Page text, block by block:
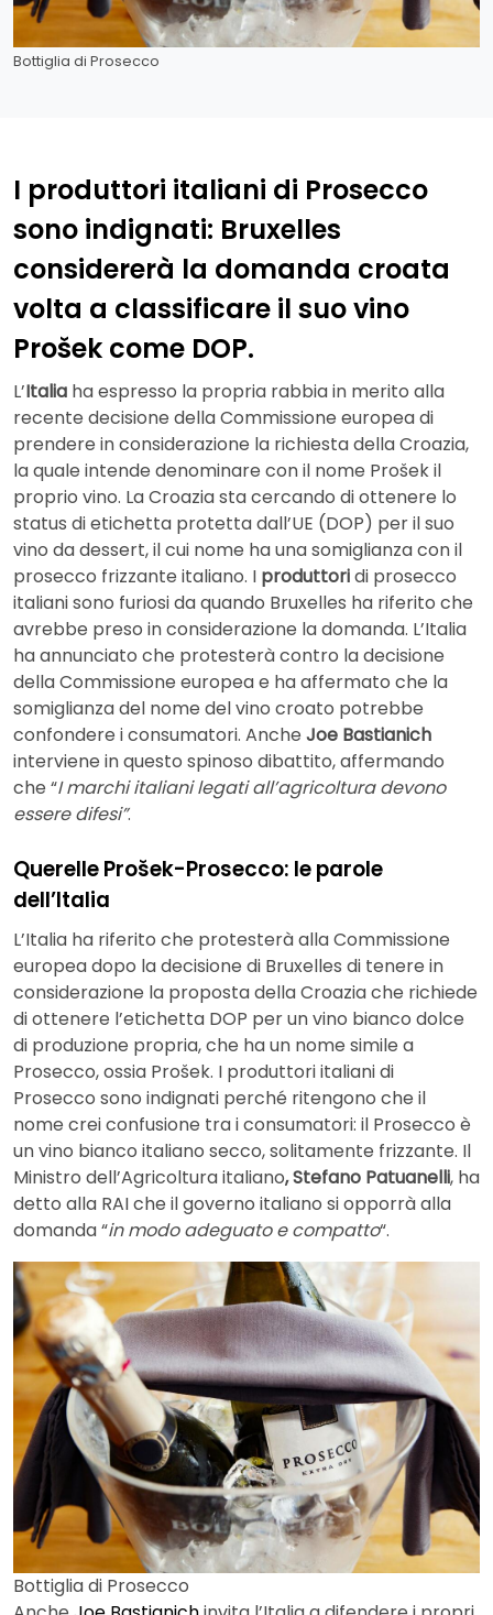
Bottiglia di Prosecco
I produttori italiani di Prosecco
sono indignati: Bruxelles
considererà la domanda croata
volta a classificare il suo vino
Prošek come DOP.
L’Italia ha espresso la propria rabbia in merito alla
recente decisione della Commissione europea di
prendere in considerazione la richiesta della Croazia,
la quale intende denominare con il nome Prošek il
proprio vino. La Croazia sta cercando di ottenere lo
status di etichetta protetta dall’UE (DOP) per il suo
vino da dessert, il cui nome ha una somiglianza con il
prosecco frizzante italiano. I produttoridi prosecco
italiani sono furiosi da quando Bruxelles ha riferito che
avrebbe preso in considerazione la domanda. L’Italia
ha annunciato che protesterà contro la decisione
della Commissione europea e ha affermato che la
somiglianza del nome del vino croato potrebbe
confondere i consumatori. Anche Joe Bastianich
interviene in questo spinoso dibattito, affermando
che “I marchi italiani legati all’agricoltura devono
essere difesi”.
Querelle Prošek-Prosecco: le parole
dell’Italia
L’Italia ha riferito che protesterà alla Commissione
europea dopo la decisione di Bruxelles di tenere in
considerazione la proposta della Croazia che richiede
di ottenere l’etichetta DOP per un vino bianco dolce
di produzione propria, che ha un nome simile a
Prosecco, ossia Prošek. I produttori italiani di
Prosecco sono indignati perché ritengono che il
nome crei confusione tra i consumatori: il Prosecco è
un vino bianco italiano secco, solitamente frizzante. Il
Ministro dell’Agricoltura italiano, Stefano Patuanelli, ha
detto alla RAI che il governo italiano si opporrà alla
domanda “in modo adeguato e compatto“.
Bottiglia di Prosecco